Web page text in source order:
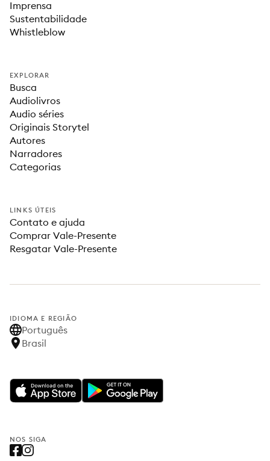
Imprensa
Sustentabilidade
Whistleblow
EXPLORAR
Busca
Audiolivros
Audio séries
Originais Storytel
Autores
Narradores
Categorias
LINKS ÚTEIS
Contato e ajuda
Comprar Vale-Presente
Resgatar Vale-Presente
IDIOMA E REGIÃO
Português
Brasil
NOS SIGA